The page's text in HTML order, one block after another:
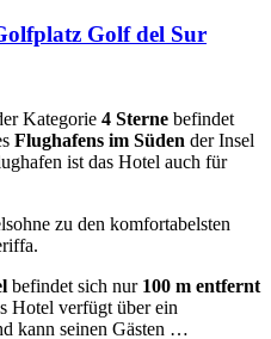
Golf del Sur
Kategorie 4 Sterne befindet
Flughafens im Süden der Insel
ist das Hotel auch für
zu den komfortabelsten
befindet sich nur 100 m entfernt
Hotel verfügt über ein
kann seinen Gästen …